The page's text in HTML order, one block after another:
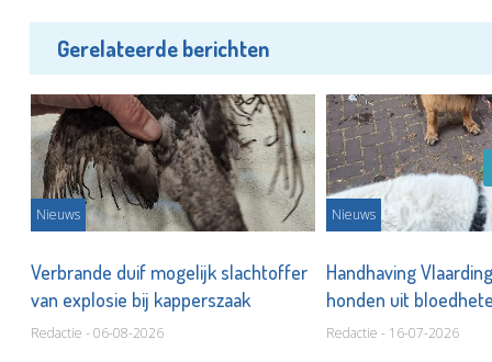
Gerelateerde berichten
Nieuws
Verbrande duif mogelijk slachtoffer
van explosie bij kapperszaak
Redactie - 06-08-2026
Nieuws
Handhaving
honden uit
Redactie - 16-07-2026